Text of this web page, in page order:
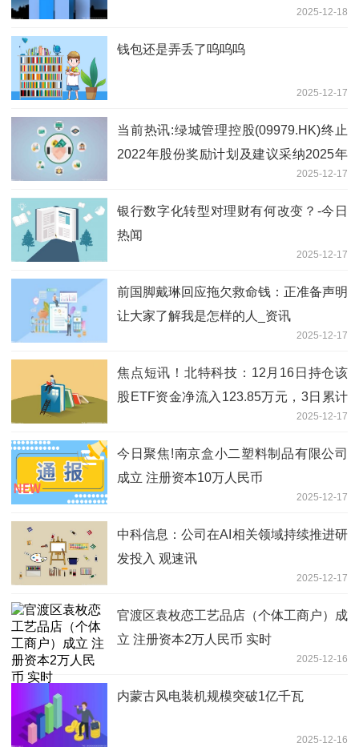
2025-12-18
钱包还是弄丢了呜呜呜
2025-12-17
当前热讯:绿城管理控股(09979.HK)终止
2022年股份奖励计划及建议采纳2025年
2025-12-17
银行数字化转型对理财有何改变？-今日
热闻
2025-12-17
前国脚戴琳回应拖欠救命钱：正准备声明
让大家了解我是怎样的人_资讯
2025-12-17
焦点短讯！北特科技：12月16日持仓该
股ETF资金净流入123.85万元，3日累计
2025-12-17
今日聚焦!南京盒小二塑料制品有限公司
成立 注册资本10万人民币
2025-12-17
中科信息：公司在AI相关领域持续推进研
发投入 观速讯
2025-12-17
官渡区袁枚恋工艺品店（个体工商户）成
立 注册资本2万人民币 实时
2025-12-16
内蒙古风电装机规模突破1亿千瓦
2025-12-16